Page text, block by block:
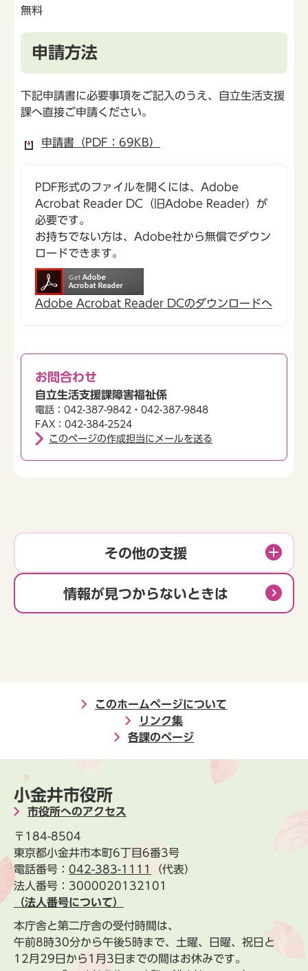
無料
申請方法
下記申請書に必要事項をご記入のうえ、自立生活支援
課へ直接ご申請ください。
申請書（PDF：69KB）
PDF形式のファイルを開くには、Adobe
Acrobat Reader DC（旧Adobe Reader）が
必要です。
お持ちでない方は、Adobe社から無償でダウン
ロードできます。
Adobe Acrobat Reader DCのダウンロードへ
お問合わせ
自立生活支援課障害福祉係
電話：042-387-9842・042-387-9848
FAX：042-384-2524
このページの作成担当にメールを送る
その他の支援
情報が見つからないときは
このホームページについて
リンク集
各課のページ
小金井市役所
市役所へのアクセス
〒184-8504
東京都小金井市本町6丁目6番3号
電話番号： 042-383-1111
（代表）
法人番号：3000020132101
（法人番号について）
本庁舎と第二庁舎の受付時間は、
午前8時30分から午後5時まで、土曜、日曜、祝日と
12月29日から1月3日までの間はお休みです。